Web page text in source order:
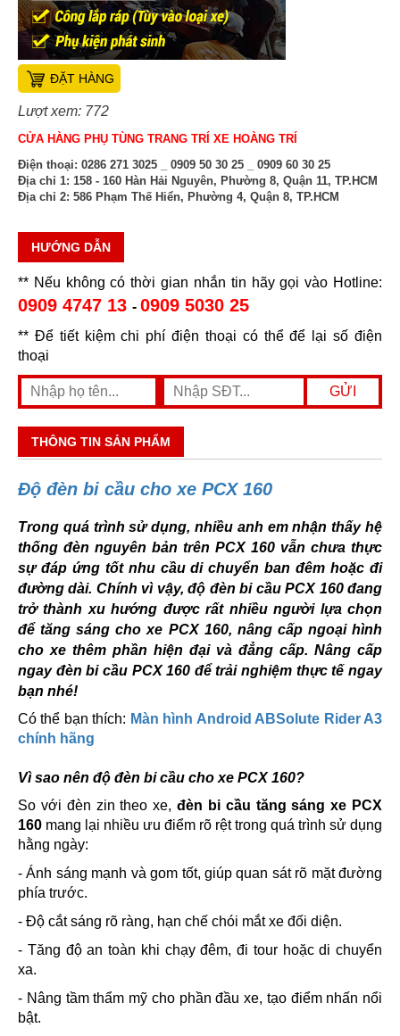
ĐẶT HÀNG
Lượt xem: 772
CỬA HÀNG PHỤ TÙNG TRANG TRÍ XE HOÀNG TRÍ
Điện thoại: 0286 271 3025 _ 0909 50 30 25 _ 0909 60 30 25
Địa chỉ 1: 158 - 160 Hàn Hải Nguyên, Phường 8, Quận 11, TP.HCM
Địa chỉ 2: 586 Phạm Thế Hiển, Phường 4, Quận 8, TP.HCM
HƯỚNG DẪN
** Nếu không có thời gian nhắn tin hãy gọi vào Hotline:
0909 4747 13 - 0909 5030 25
** Để tiết kiệm chi phí điện thoại có thể để lại số điện
thoại
THÔNG TIN SẢN PHẨM
Độ đèn bi cầu cho xe PCX 160
Trong quá trình sử dụng, nhiều anh em nhận thấy hệ
thống đèn nguyên bản trên PCX 160 vẫn chưa thực
sự đáp ứng tốt nhu cầu di chuyển ban đêm hoặc đi
đường dài. Chính vì vậy, độ đèn bi cầu PCX 160 đang
trở thành xu hướng được rất nhiều người lựa chọn
để tăng sáng cho xe PCX 160, nâng cấp ngoại hình
cho xe thêm phần hiện đại và đẳng cấp. Nâng cấp
ngay đèn bi cầu PCX 160 để trải nghiệm thực tế ngay
bạn nhé!
Có thể bạn thích: Màn hình Android ABSolute Rider A3
chính hãng
Vì sao nên độ đèn bi cầu cho xe PCX 160?
So với đèn zin theo xe, đèn bi cầu tăng sáng xe PCX
160 mang lại nhiều ưu điểm rõ rệt trong quá trình sử dụng
hằng ngày:
- Ánh sáng mạnh và gom tốt, giúp quan sát rõ mặt đường
phía trước.
- Độ cắt sáng rõ ràng, hạn chế chói mắt xe đối diện.
- Tăng độ an toàn khi chạy đêm, đi tour hoặc di chuyển
xa.
- Nâng tầm thẩm mỹ cho phần đầu xe, tạo điểm nhấn nổi
bật.